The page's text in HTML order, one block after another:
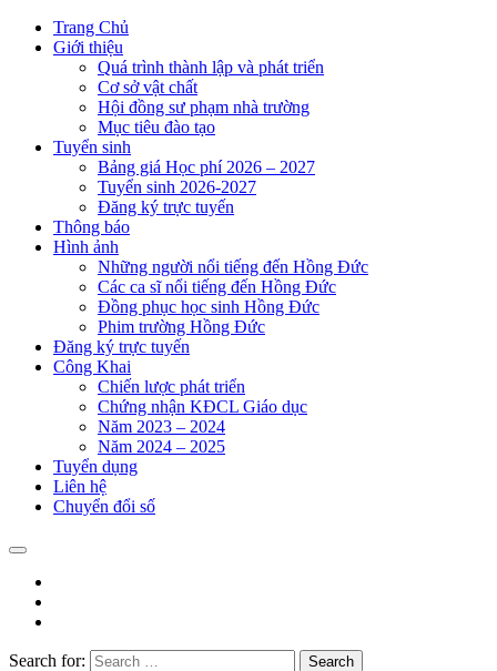
Trang Chủ
Giới thiệu
Quá trình thành lập và phát triển
Cơ sở vật chất
Hội đồng sư phạm nhà trường
Mục tiêu đào tạo
Tuyển sinh
Bảng giá Học phí 2026 – 2027
Tuyển sinh 2026-2027
Đăng ký trực tuyến
Thông báo
Hình ảnh
Những người nổi tiếng đến Hồng Đức
Các ca sĩ nổi tiếng đến Hồng Đức
Đồng phục học sinh Hồng Đức
Phim trường Hồng Đức
Đăng ký trực tuyến
Công Khai
Chiến lược phát triển
Chứng nhận KĐCL Giáo dục
Năm 2023 – 2024
Năm 2024 – 2025
Tuyển dụng
Liên hệ
Chuyển đổi số
Search for: Search